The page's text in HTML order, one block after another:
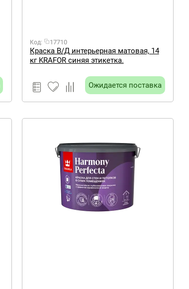
Код: 17710
Краска В/Д интерьерная матовая, 14
кг KRAFOR синяя этикетка.
Ожидается поставка